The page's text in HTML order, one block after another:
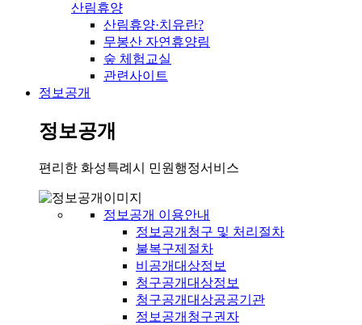
산림휴양
산림휴양·치유란?
무봉산 자연휴양림
숲 체험교실
관련사이트
정보공개
정보공개
편리한 화성특례시 민원행정서비스
정보공개 이용안내
정보공개청구 및 처리절차
불복구제절차
비공개대상정보
청구공개대상정보
청구공개대상공공기관
정보공개청구권자